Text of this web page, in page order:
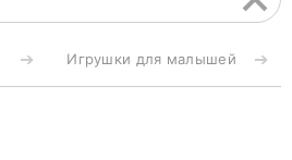
Игрушки для малышей